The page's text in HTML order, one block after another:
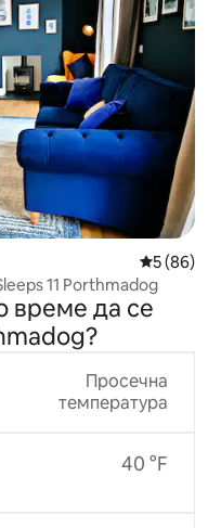
Просечна
5 (86)
11 Porthmadog
време да се
Просечна
температура
40 °F